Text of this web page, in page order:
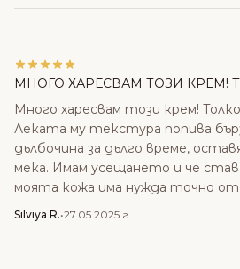
МНОГО ХАРЕСВАМ ТОЗИ КРЕМ!
Много харесвам този крем!
Леката му текстура попива
дълбочина за дълго време,
мека. Имам усещането и че
моята кожа има нужда точно
Silviya R.•27.05.2025 г.